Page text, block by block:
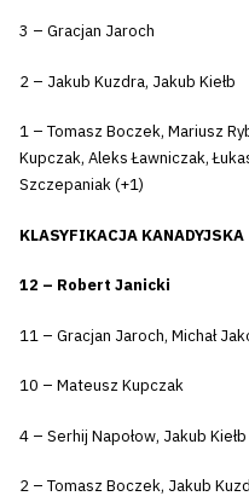
3 – Gracjan Jaroch
2 – Jakub Kuzdra, Jakub Kiełb
1 – Tomasz Boczek, Mariusz
Kupczak, Aleks Ławniczak,
Szczepaniak (+1)
KLASYFIKACJA KANADYJSKA
12 – Robert Janicki
11 – Gracjan Jaroch, Michał
10 – Mateusz Kupczak
4 – Serhij Napołow, Jakub Kiełb
2 – Tomasz Boczek, Jakub